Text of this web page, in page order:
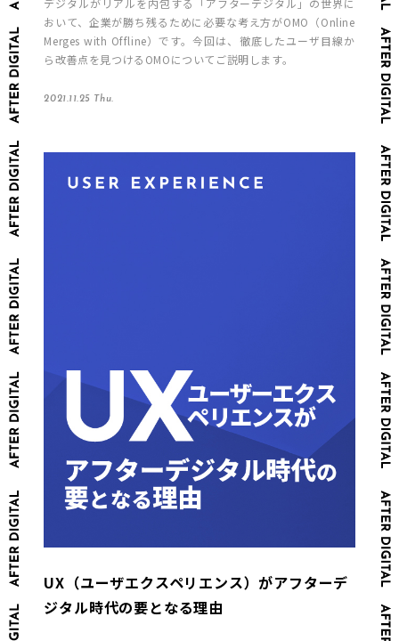
デジタルがリアルを内包する「アフターデジタル」の世界に
おいて、企業が勝ち残るために必要な考え方がOMO（Online
Merges with Offline）です。今回は、徹底したユーザ目線か
ら改善点を見つけるOMOについてご説明します。
2021.11.25 Thu.
UX（ユーザエクスペリエンス）がアフターデ
ジタル時代の要となる理由